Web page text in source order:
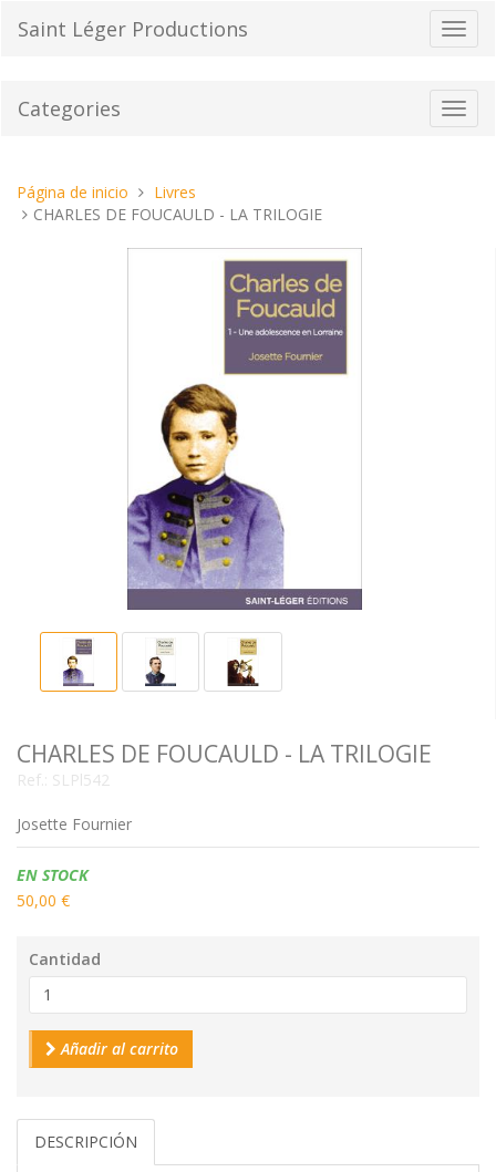
el
de
Saint Léger Productions
Categories
Estas
aquí:
Página de inicio
Livres
CHARLES DE FOUCAULD - LA TRILOGIE
CHARLES DE FOUCAULD - LA TRILOGIE
Ref.: SLPl542
Josette Fournier
Disponibilidad:
EN STOCK
50,00 €
Cantidad
Añadir al carrito
DESCRIPCIÓN